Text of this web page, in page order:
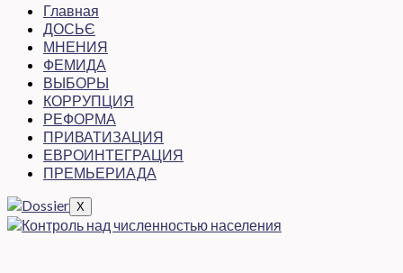
Главная
ДОСЬЄ
МНЕНИЯ
ФЕМИДА
ВЫБОРЫ
КОРРУПЦИЯ
РЕФОРМА
ПРИВАТИЗАЦИЯ
ЕВРОИНТЕГРАЦИЯ
ПРЕМЬЕРИАДА
X